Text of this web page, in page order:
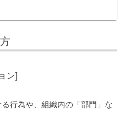
ン]
る行為や、組織内の「部門」な